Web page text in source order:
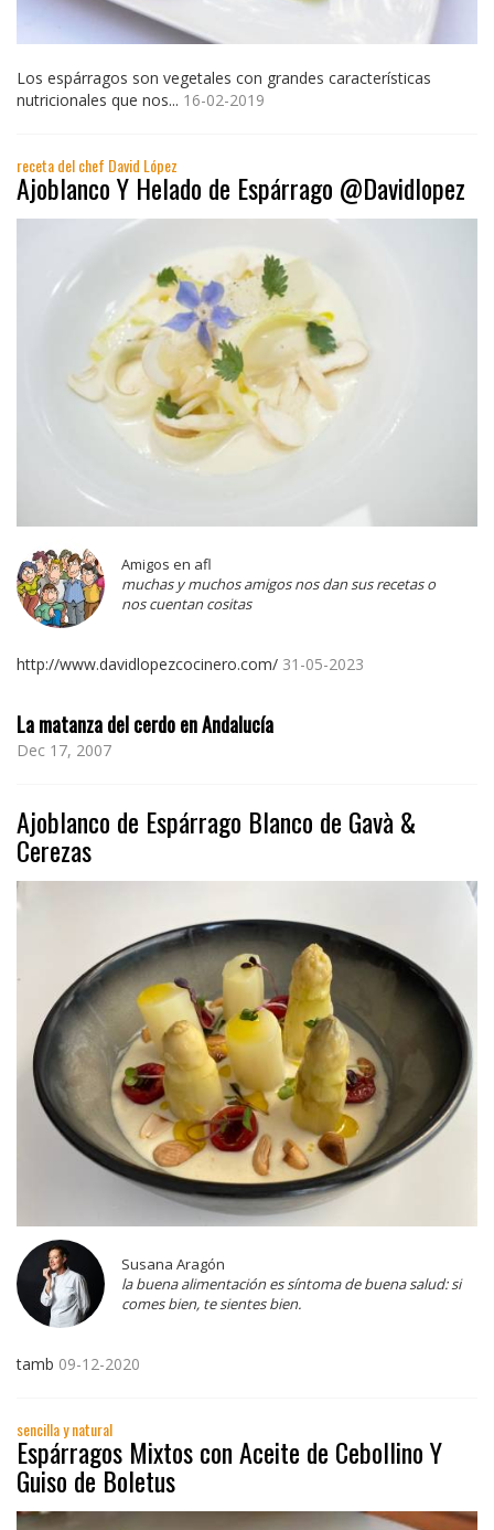
Los espárragos son vegetales con grandes características
nutricionales que nos... 16-02-2019
receta del chef David López
Ajoblanco Y Helado de Espárrago @Davidlopez
Amigos en afl
muchas y muchos amigos nos dan sus recetas o
nos cuentan cositas
http://www.davidlopezcocinero.com/ 31-05-2023
La matanza del cerdo en Andalucía
Dec 17, 2007
Ajoblanco de Espárrago Blanco de Gavà &
Cerezas
Susana Aragón
la buena alimentación es síntoma de buena salud: si
comes bien, te sientes bien.
tamb 09-12-2020
sencilla y natural
Espárragos Mixtos con Aceite de Cebollino Y
Guiso de Boletus